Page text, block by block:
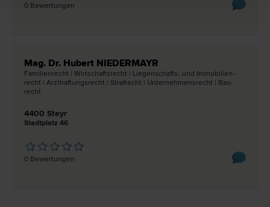
0 Bewertungen
Mag. Dr. Hubert NIEDERMAYR
Familien­recht | Wirtschafts­recht | Liegenschafts- und Immobilien­
recht | Arzthaftungs­recht | Straf­recht | Unternehmens­recht | Bau­
recht
4400 Steyr
Stadtplatz 46
0 Bewertungen